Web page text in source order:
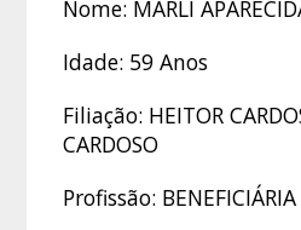
Nome: MARLI
Idade: 59 Anos
Filiação: HEITOR
CARDOSO
Profissão: BENEFICIÁRIA